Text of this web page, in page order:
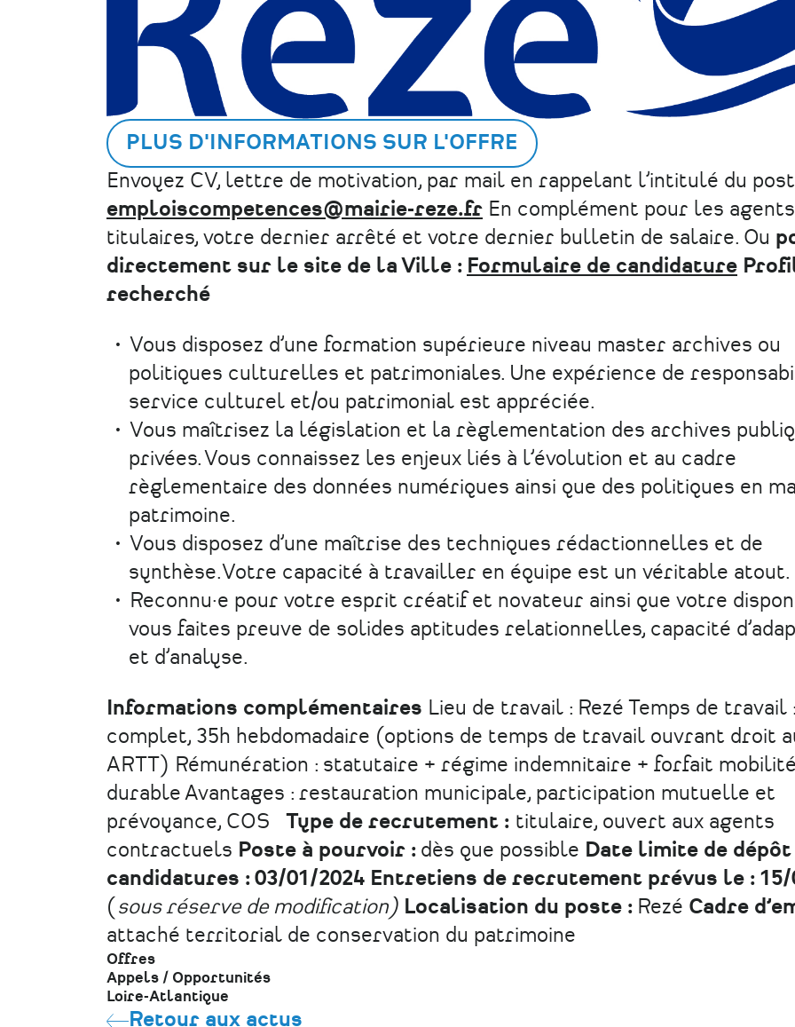
PLUS D'INFORMATIONS SUR L'OFFRE
Envoyez CV, lettre de motivation, par mail en rappelant l’intitulé du
emploiscompetences@mairie-reze.fr En complément pour les agents
titulaires, votre dernier arrêté et votre dernier bulletin de salaire. Ou
directement sur le site de la Ville : Formulaire de candidature
recherché
Vous disposez d’une formation supérieure niveau master archives ou
politiques culturelles et patrimoniales. Une expérience de
service culturel et/ou patrimonial est appréciée.
Vous maîtrisez la législation et la règlementation des archives
privées. Vous connaissez les enjeux liés à l’évolution et au cadre
règlementaire des données numériques ainsi que des politiques en
patrimoine.
Vous disposez d’une maîtrise des techniques rédactionnelles et de
synthèse.Votre capacité à travailler en équipe est un véritable atout.
Reconnu·e pour votre esprit créatif et novateur ainsi que votre
vous faites preuve de solides aptitudes relationnelles, capacité
et d’analyse.
Informations complémentaires Lieu de travail : Rezé Temps de travail :
complet, 35h hebdomadaire (options de temps de travail ouvrant droit
ARTT) Rémunération : statutaire + régime indemnitaire + forfait
durable Avantages : restauration municipale, participation mutuelle et
prévoyance, COS Type de recrutement : titulaire, ouvert aux agents
contractuels Poste à pourvoir : dès que possible Date limite de dépôt
candidatures : 03/01/2024 Entretiens de recrutement prévus le : 15/
( sous réserve de modification) Localisation du poste : Rezé Cadre
attaché territorial de conservation du patrimoine
Offres
Appels / Opportunités
Loire-Atlantique
Retour aux actus